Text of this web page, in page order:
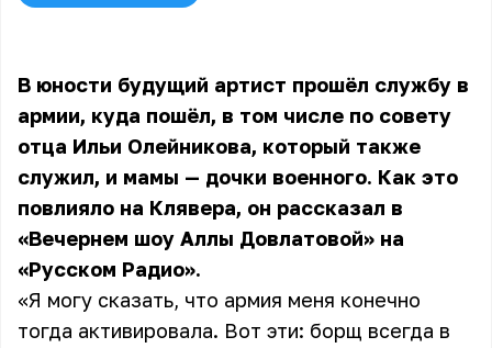
В юности будущий артист прошёл службу в
армии, куда пошёл, в том числе по совету
отца Ильи Олейникова, который также
служил, и мамы — дочки военного. Как это
повлияло на Клявера, он рассказал в
«Вечернем шоу Аллы Довлатовой» на
«Русском Радио».
«Я могу сказать, что армия меня конечно
тогда активировала. Вот эти: борщ всегда в